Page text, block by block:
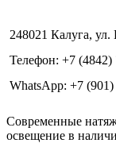
248021 Калуга, ул.
Телефон: +7 (4842)
WhatsApp: +7
Современные
освещение в